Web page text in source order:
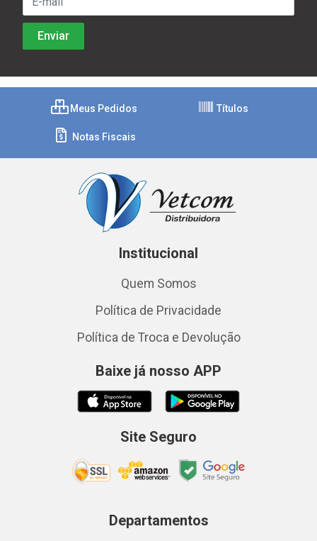
Meus Pedidos Títulos
Notas Fiscais
Institucional
Quem Somos
Política de Privacidade
Política de Troca e Devolução
Baixe já nosso APP
Site Seguro
Departamentos